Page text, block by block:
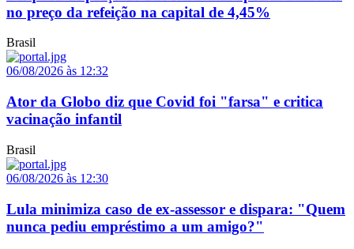
no preço da refeição na capital de 4,45%
Brasil
06/08/2026 às 12:32
Ator da Globo diz que Covid foi "farsa" e critica
vacinação infantil
Brasil
06/08/2026 às 12:30
Lula minimiza caso de ex-assessor e dispara: "Quem
nunca pediu empréstimo a um amigo?"